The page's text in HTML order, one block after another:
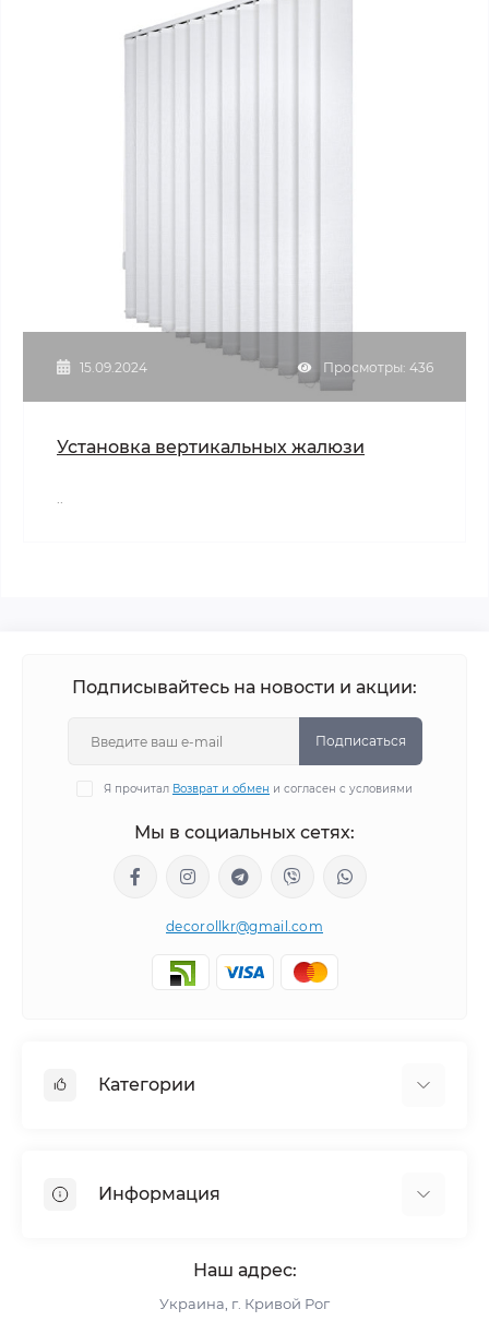
15.09.2024 Просмотры: 436
Установка вертикальных жалюзи
Подписывайтесь на новости и акции:
Подписаться
Я прочитал Возврат и обмен и согласен с условиями
Мы в социальных сетях:
decorollkr@gmail.com
Категории
Рулонные шторы
Информация
Возврат и обмен
Наш адрес:
Украина, г. Кривой Рог